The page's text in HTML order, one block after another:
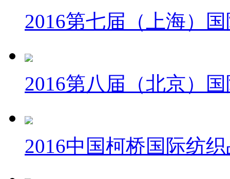
2016第七届（上海）
2016第八届（北京）
2016中国柯桥国际纺